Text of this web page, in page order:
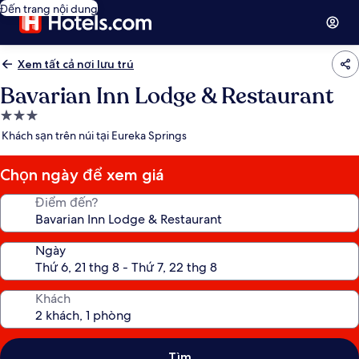
Đến trang nội dung
Xem tất cả nơi lưu trú
Bavarian Inn Lodge & Restaurant
Nơi
lưu
3.0
sao
Khách sạn trên núi tại Eureka Springs
Chọn ngày để xem giá
Điểm đến?
Ngày
Khách